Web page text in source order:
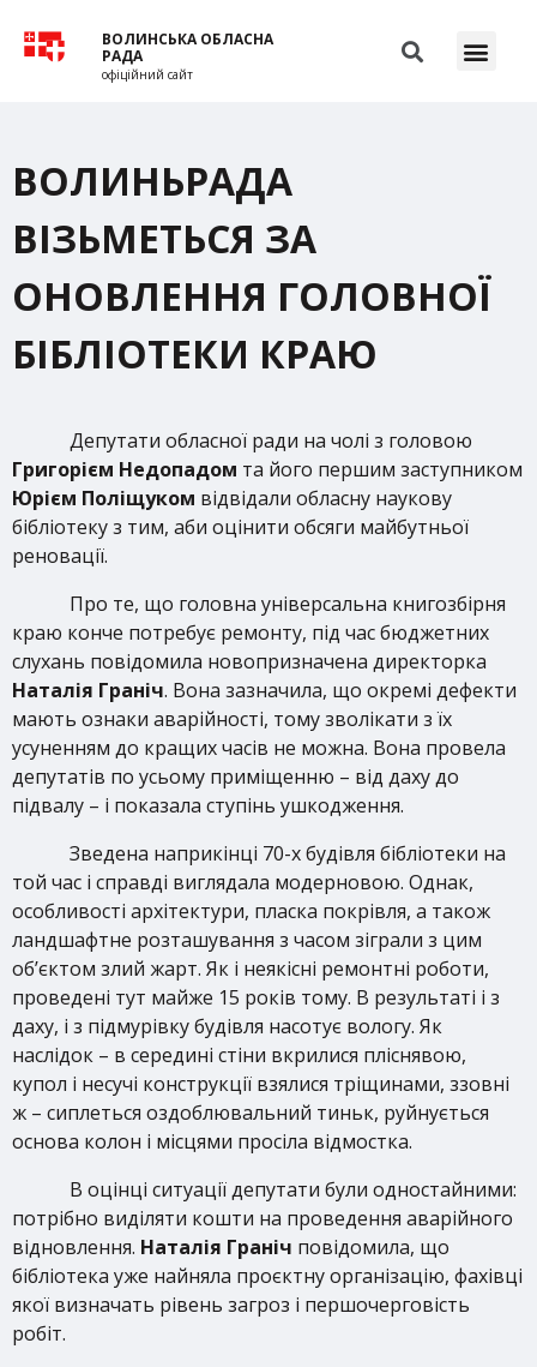
ВОЛИНСЬКА ОБЛАСНА
РАДА
офіційний сайт
ВОЛИНЬРАДА
ВІЗЬМЕТЬСЯ ЗА
ОНОВЛЕННЯ ГОЛОВНОЇ
БІБЛІОТЕКИ КРАЮ
Депутати обласної ради на чолі з головою
Григорієм Недопадом та його першим заступником
Юрієм Поліщуком відвідали обласну наукову
бібліотеку з тим, аби оцінити обсяги майбутньої
реновації.
Про те, що головна універсальна книгозбірня
краю конче потребує ремонту, під час бюджетних
слухань повідомила новопризначена директорка
Наталія Граніч. Вона зазначила, що окремі дефекти
мають ознаки аварійності, тому зволікати з їх
усуненням до кращих часів не можна. Вона провела
депутатів по усьому приміщенню – від даху до
підвалу – і показала ступінь ушкодження.
Зведена наприкінці 70-х будівля бібліотеки на
той час і справді виглядала модерновою. Однак,
особливості архітектури, пласка покрівля, а також
ландшафтне розташування з часом зіграли з цим
об’єктом злий жарт. Як і неякісні ремонтні роботи,
проведені тут майже 15 років тому. В результаті і з
даху, і з підмурівку будівля насотує вологу. Як
наслідок – в середині стіни вкрилися пліснявою,
купол і несучі конструкції взялися тріщинами, ззовні
ж – сиплеться оздоблювальний тиньк, руйнується
основа колон і місцями просіла відмостка.
В оцінці ситуації депутати були одностайними:
потрібно виділяти кошти на проведення аварійного
відновлення. Наталія Граніч повідомила, що
бібліотека уже найняла проєктну організацію, фахівці
якої визначать рівень загроз і першочерговість
робіт.